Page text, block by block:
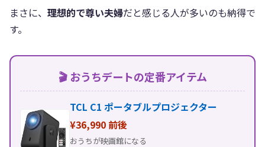
まさに、 理想的で尊い夫婦だと感じる人が多いのも納得で
す。
🎬 おうちデートの定番アイテム
TCL C1 ポータブルプロジェクター
¥36,990 前後
おうちが映画館になる